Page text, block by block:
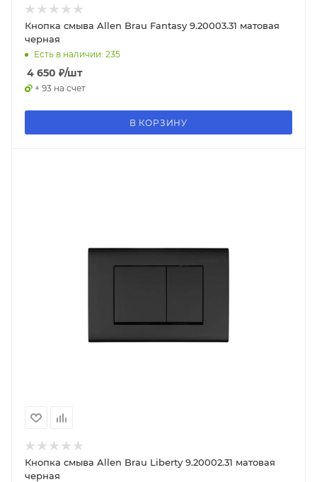
Кнопка смыва Allen Brau Fantasy 9.20003.31 матовая
черная
Есть в наличии: 235
4 650 ₽/шт
+ 93 на счет
В КОРЗИНУ
Кнопка смыва Allen Brau Liberty 9.20002.31 матовая
черная